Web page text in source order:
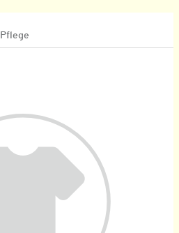
Pflege